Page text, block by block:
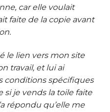
car elle voulait
faite de la copie avant
le lien vers mon site
travail, et lui ai
conditions spécifiques
je vends la toile faite
répondu qu’elle me